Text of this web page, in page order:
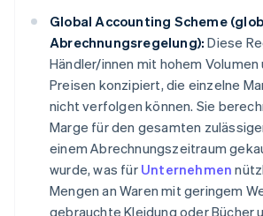
Global Accounting Scheme
Abrechnungsregelung): Diese
Händler/innen mit hohem Volumen
Preisen konzipiert, die einzelne
nicht verfolgen können. Sie
Marge für den gesamten
einem Abrechnungszeitraum
wurde, was für Unternehmen
Mengen an Waren mit geringem
gebrauchte Kleidung oder Bücher